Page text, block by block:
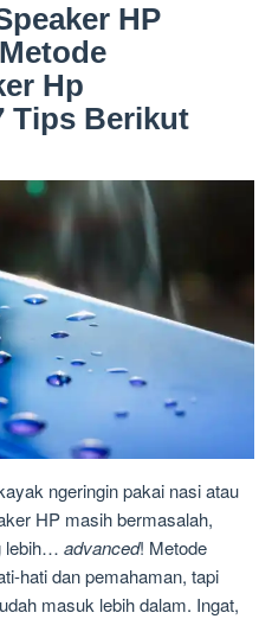
HP
Hp
Tips Berikut
ngeringin pakai nasi atau
HP masih bermasalah,
lebih… advanced! Metode
hati dan pemahaman, tapi
masuk lebih dalam. Ingat,